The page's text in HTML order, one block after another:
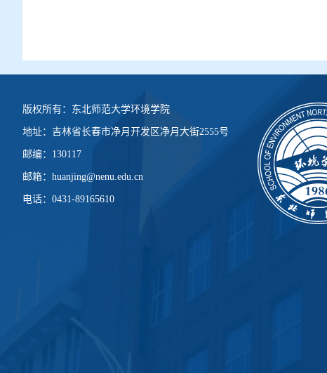
版权所有： 东北师范大学环境学院
地址：吉林省长春市净月开发区净月大街2555号
邮编： 130117
邮箱：huanjing@nenu.edu.cn
电话：0431-89165610